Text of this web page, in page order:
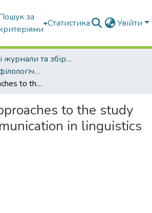
за
Статистика Увійти
Наукові журнали та збірники видань
Міжнародний філологічний часопис
The basic approaches to the study of metacommunication in linguistics
to the study
in linguistics